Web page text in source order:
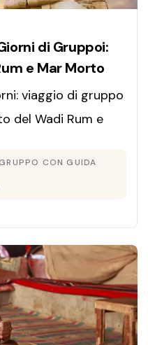
di Gruppoi:
e Mar Morto
viaggio di gruppo
del Wadi Rum e
CON GUIDA